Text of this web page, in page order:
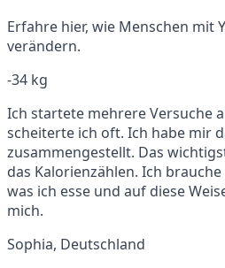
Erfahre hier, wie Menschen mit
verändern.
-34 kg
Ich startete mehrere Versuche
scheiterte ich oft. Ich habe mir
zusammengestellt. Das
das Kalorienzählen. Ich
was ich esse und auf diese
mich.
Sophia, Deutschland